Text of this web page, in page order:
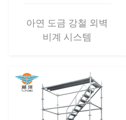
아연 도금 강철 외벽
비계 시스템